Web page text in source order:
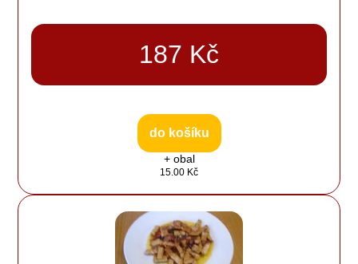
187 Kč
do košíku
+ obal
15.00 Kč